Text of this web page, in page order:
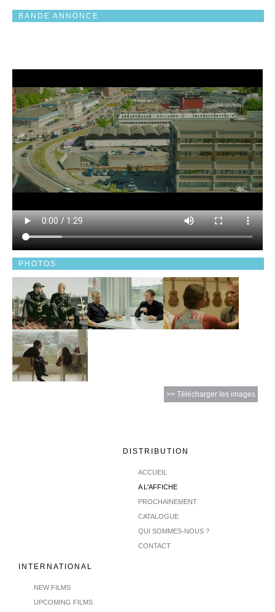
BANDE ANNONCE
PHOTOS
>> Télécharger les images
DISTRIBUTION
ACCUEIL
A L'AFFICHE
PROCHAINEMENT
CATALOGUE
QUI SOMMES-NOUS ?
CONTACT
INTERNATIONAL
NEW FILMS
UPCOMING FILMS